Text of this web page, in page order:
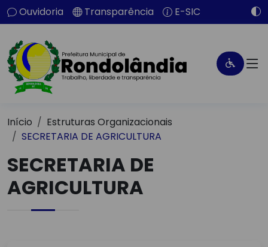
Ouvidoria Transparência E-SIC
Início
Estruturas Organizacionais
SECRETARIA DE AGRICULTURA
SECRETARIA DE
AGRICULTURA